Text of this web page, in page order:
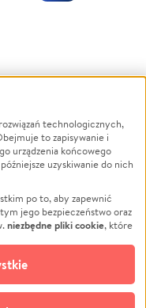
Powódź
Wichura
NGO
Edukacja
Podróż
Impreza
Ochrona środowiska
Biznes
technologicznych,
to zapisywanie i
urządzenia końcowego
uzyskiwanie do nich
po to, aby zapewnić
jego bezpieczeństwo oraz
niezbędne pliki cookie, które
Możesz wyrazić
momencie masz
zgodami cookie”,